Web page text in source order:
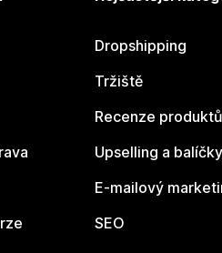
Dropshipping
Tržiště
Recenze produktů
Upselling a balíčky
E-mailový
SEO